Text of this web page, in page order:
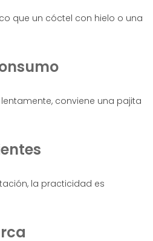
que un cóctel con hielo o una
conviene una pajita
la practicidad es